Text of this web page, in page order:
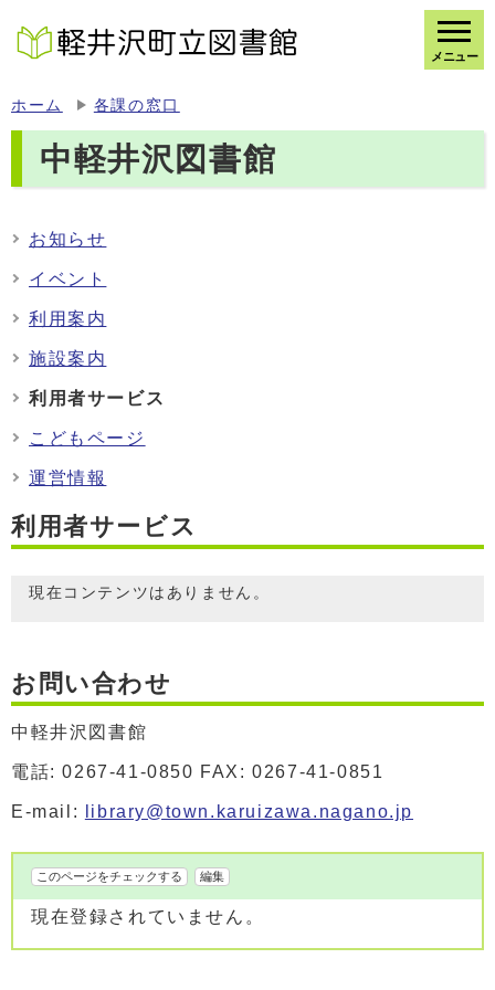
メニュー
ホーム 各課の窓口
中軽井沢図書館
お知らせ
イベント
利用案内
施設案内
利用者サービス
こどもページ
運営情報
利用者サービス
現在コンテンツはありません。
お問い合わせ
中軽井沢図書館
電話: 0267-41-0850 FAX: 0267-41-0851
E-mail: library@town.karuizawa.nagano.jp
このページをチェックする 編集
現在登録されていません。